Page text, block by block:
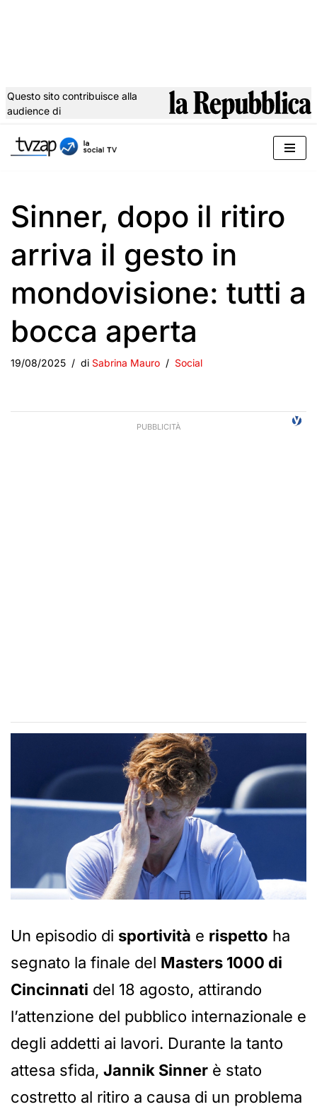
al
Questo sito contribuisce alla
audience di
Sinner, dopo il ritiro
arriva il gesto in
mondovisione: tutti a
bocca aperta
19/08/2025 di Sabrina Mauro Social
Un episodio di sportività e rispetto ha
segnato la finale del Masters 1000 di
Cincinnati del 18 agosto, attirando
l’attenzione del pubblico internazionale e
degli addetti ai lavori. Durante la tanto
attesa sfida, Jannik Sinner è stato
costretto al ritiro a causa di un problema